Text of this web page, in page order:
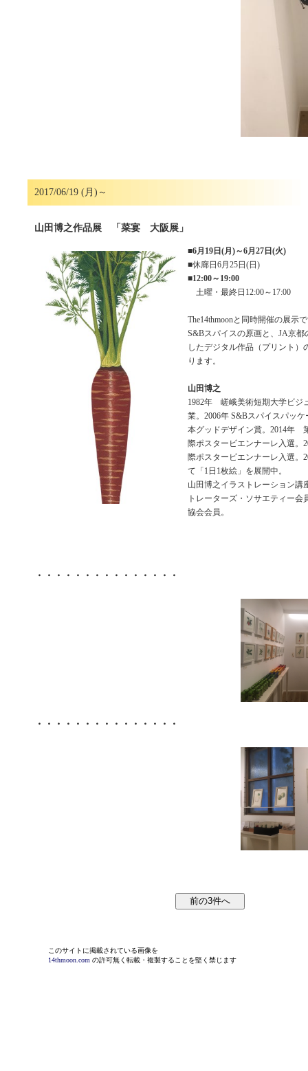
2017/06/19 (月)～
山田博之作品展 「菜宴 大阪展」
■6月19日(月)～6月27日(火)
■休廊日6月25日(日)
■12:00～19:00
土曜・最終日12:00～17:00
The14thmoonと同時開催の展示
S&Bスパイスの原画と、JA京都
したデジタル作品（プリント）
ります。
山田博之
1982年 嵯峨美術短期大学ビジ
業。2006年 S&Bスパイスパッ
本グッドデザイン賞。2014年
際ポスタービエンナーレ入選
際ポスタービエンナーレ入選。
て「1日1枚絵」を展開中。
山田博之イラストレーション講
トレーターズ・ソサエティー会
協会会員。
・・・・・・・・・・・・・・・
・・・・・・・・・・・・・・・
このサイトに掲載されている画像を
14thmoon.com の許可無く転載・複製することを堅く禁じます